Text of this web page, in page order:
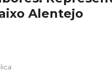
Alentejo